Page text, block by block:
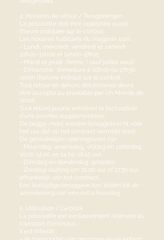
4. Horaires de retour / Terugbrengen
La poussette doit être rapportée avant
l'heure indiquée sur le contrat.
Les horaires habituels du magasin sont :
- Lundi, mercredi, vendredi et samedi :
10h00-12h00 et 14h00-18h15.
- Mardi et jeudi : fermé. ( sauf juillet aout)
- Dimanche : fermeture à 16h00 ou 17h30,
selon l'horaire indiqué sur le contrat.
Tout retour en dehors des horaires devra
être accepté au préalable par Un Monde de
Woof.
Tout retard pourra entraîner la facturation
d'une journée supplémentaire.
De buggy moet worden teruggebracht vóór
het uur dat op het contract vermeld staat.
De gebruikelijke openingsuren zijn:
- Maandag, woensdag, vrijdag en zaterdag:
10.00-12.00 en 14.00-18.15 uur.
- Dinsdag en donderdag: gesloten.
- Zondag: sluiting om 16.00 uur of 17.30 uur,
afhankelijk van het contract.
Een laattijdige teruggave kan leiden tot de
aanrekening van een extra huurdag.
5. Utilisation / Gebruik
La poussette est exclusivement réservée au
transport d'animaux.
Il est interdit :